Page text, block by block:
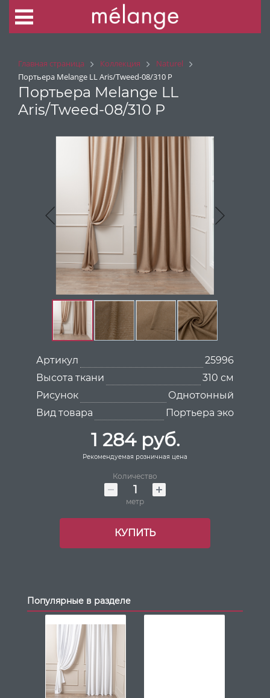
Главная страница Коллекция
Naturel
Портьера Melange LL Aris/Tweed-08/310 P
Портьера Melange LL
Aris/Tweed-08/310 P
Артикул
25996
Высота ткани
310 см
Рисунок
Однотонный
Вид товара
Портьера эко
1 284 руб.
Рекомендуемая розничная цена
Количество
метр
КУПИТЬ
Популярные в разделе